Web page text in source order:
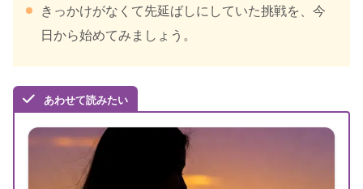
きっかけがなくて先延ばしにしていた挑戦を、今
日から始めてみましょう。
あわせて読みたい